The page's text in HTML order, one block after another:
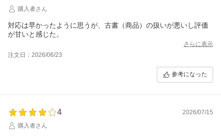
購入者さん
対応は早かったように思うが、古書（商品）の扱いが悪いし評価
が甘いと感じた。
さらに表示
注文日：2026/06/23
参考になった
4
2026/07/15
購入者さん